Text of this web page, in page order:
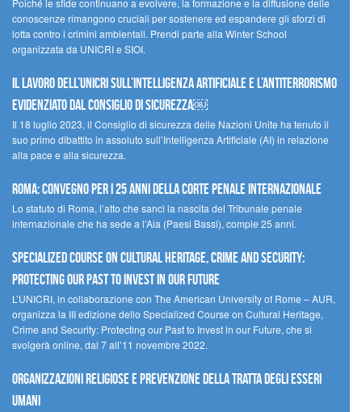
Poiché le sfide continuano a evolvere, la formazione e la diffusione delle
conoscenze rimangono cruciali per sostenere ed espandere gli sforzi di
lotta contro i crimini ambientali. Prendi parte alla Winter School
organizzata da UNICRI e SIOI.
Il lavoro dell’UNICRI sull’intelligenza artificiale e l’antiterrorismo
evidenziato dal Consiglio di Sicurezza￼
Il 18 luglio 2023, il Consiglio di sicurezza delle Nazioni Unite ha tenuto il
suo primo dibattito in assoluto sull’Intelligenza Artificiale (AI) in relazione
alla pace e alla sicurezza.
Roma: convegno per i 25 anni della Corte penale internazionale
Lo statuto di Roma, l’atto che sancì la nascita del Tribunale penale
internazionale che ha sede a l’Aia (Paesi Bassi), compie 25 anni.
Specialized Course on Cultural Heritage, Crime and Security:
Protecting our Past to Invest in our Future
L’UNICRI, in collaborazione con The American University of Rome – AUR,
organizza la III edizione dello Specialized Course on Cultural Heritage,
Crime and Security: Protecting our Past to Invest in our Future, che si
svolgerà online, dal 7 all’11 novembre 2022.
Organizzazioni religiose e prevenzione della tratta degli esseri
umani